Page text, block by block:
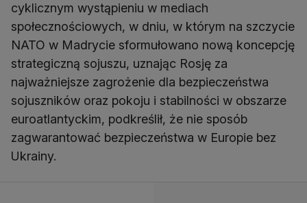
cyklicznym wystąpieniu w mediach
społecznościowych, w dniu, w którym na szczycie
NATO w Madrycie sformułowano nową koncepcję
strategiczną sojuszu, uznając Rosję za
najważniejsze zagrożenie dla bezpieczeństwa
sojuszników oraz pokoju i stabilności w obszarze
euroatlantyckim, podkreślił, że nie sposób
zagwarantować bezpieczeństwa w Europie bez
Ukrainy.